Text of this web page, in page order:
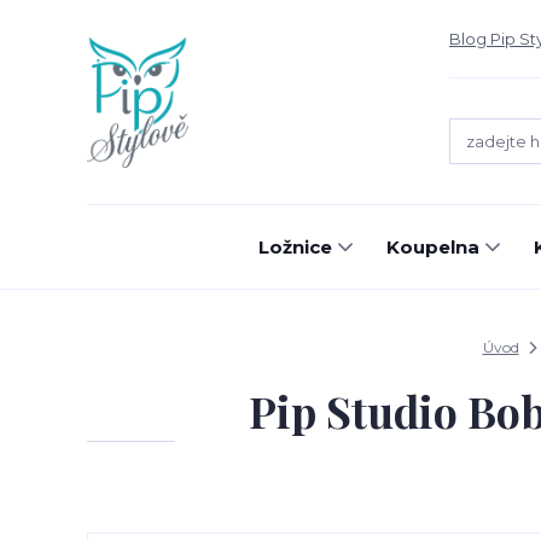
Blog Pip
Ložnice Koupelna
Úvod
Pip Studio